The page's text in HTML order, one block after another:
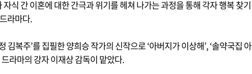
식 간 이혼에 대한 간극과 위기를 헤쳐 나가는 과정을 통해 각자 행복 찾기
라마다.
김복주’를 집필한 양희승 작가의 신작으로 ‘아버지가 이상해’, ‘솔약국집 아
드라마의 강자 이재상 감독이 맡았다.